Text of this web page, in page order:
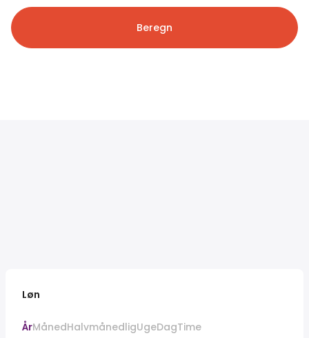
Beregn
Løn
ÅrMånedHalvmånedligUgeDagTime